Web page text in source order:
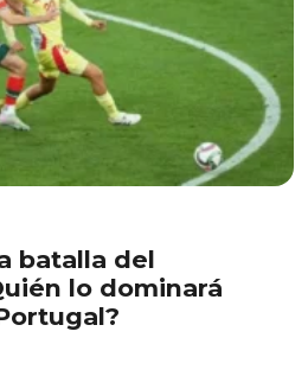
batalla del
lo dominará